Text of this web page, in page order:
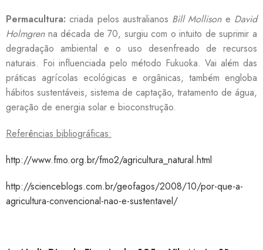
Permacultura: criada pelos australianos Bill Mollison e David
Holmgrenna década de 70, surgiu com o intuito de suprimir a
degradação ambiental e o uso desenfreado de recursos
naturais. Foi influenciada pelo método Fukuoka. Vai além das
práticas agrícolas ecológicas e orgânicas, também engloba
hábitos sustentáveis, sistema de captação, tratamento de água,
geração de energia solar e bioconstrução.
Referências bibliográficas:
http://www.fmo.org.br/fmo2/agricultura_natural.html
http://scienceblogs.com.br/geofagos/2008/10/por-que-a-
agricultura-convencional-nao-e-sustentavel/